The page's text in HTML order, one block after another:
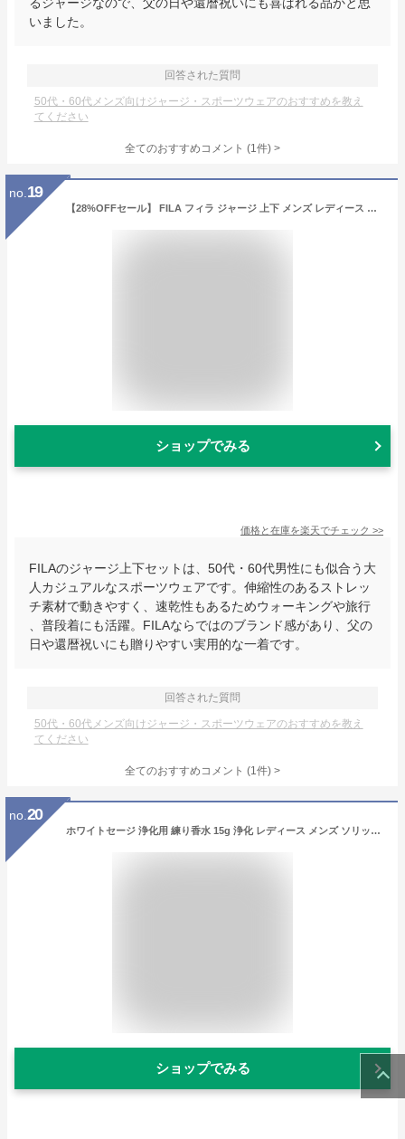
いました。
回答された質問
50代・60代メンズ向けジャージ・スポーツウェアのおすすめを教え
てください
全てのおすすめコメント (1件) >
no. 19
【28%OFFセール】 FILA フィラ ジャージ 上下 メンズ レディース セットアップ ストレッチ 伸縮性 速乾 ブランド ロゴ 刺繍 春 秋 冬 ゆったり 大きいサイズ 3L 4L 中学生 高校生 部活 2025fw karlas別注
ショップでみる
価格と在庫を楽天でチェック >>
FILAのジャージ上下セットは、50代・60代男性にも似合う大
人カジュアルなスポーツウェアです。伸縮性のあるストレッ
チ素材で動きやすく、速乾性もあるためウォーキングや旅行
、普段着にも活躍。FILAならではのブランド感があり、父の
日や還暦祝いにも贈りやすい実用的な一着です。
回答された質問
50代・60代メンズ向けジャージ・スポーツウェアのおすすめを教え
てください
全てのおすすめコメント (1件) >
no. 20
ホワイトセージ 浄化用 練り香水 15g 浄化 レディース メンズ ソリッドパフューム フレグランス バーム ハンドクリーム ギフト プレゼント お香 アロマ スマッジング 瞑想 お祓い メンズ レディース
ショップでみる